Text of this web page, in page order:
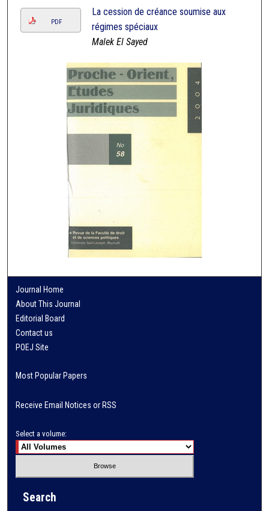
PDF
La cession de créance soumise aux
régimes spéciaux
Malek El Sayed
Journal Home
About This Journal
Editorial Board
Contact us
POEJ Site
Most Popular Papers
Receive Email Notices or RSS
Select a volume:
Search